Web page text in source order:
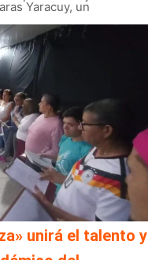
Yaracuy, un
unirá el talento y